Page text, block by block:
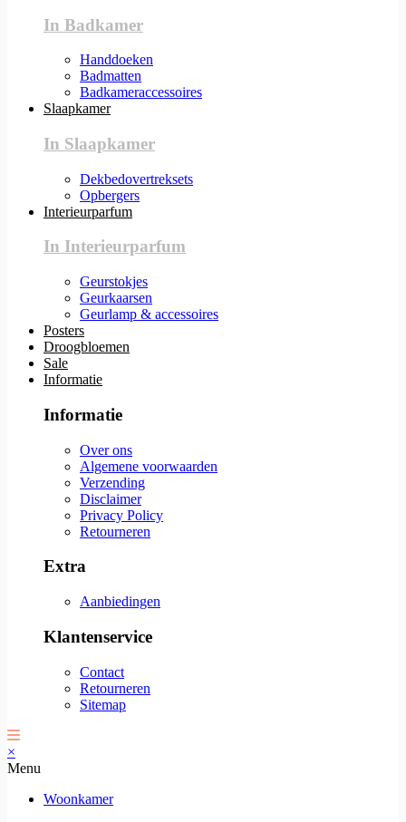
In Badkamer
Handdoeken
Badmatten
Badkameraccessoires
Slaapkamer
In Slaapkamer
Dekbedovertreksets
Opbergers
Interieurparfum
In Interieurparfum
Geurstokjes
Geurkaarsen
Geurlamp & accessoires
Posters
Droogbloemen
Sale
Informatie
Informatie
Over ons
Algemene voorwaarden
Verzending
Disclaimer
Privacy Policy
Retourneren
Extra
Aanbiedingen
Klantenservice
Contact
Retourneren
Sitemap
×
Menu
Woonkamer